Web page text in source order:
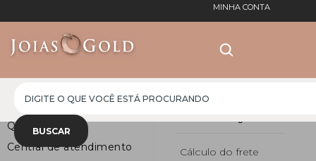
MINHA CONTA
Institucional
Quem Somos
Central de atendimento
Cálculo do frete